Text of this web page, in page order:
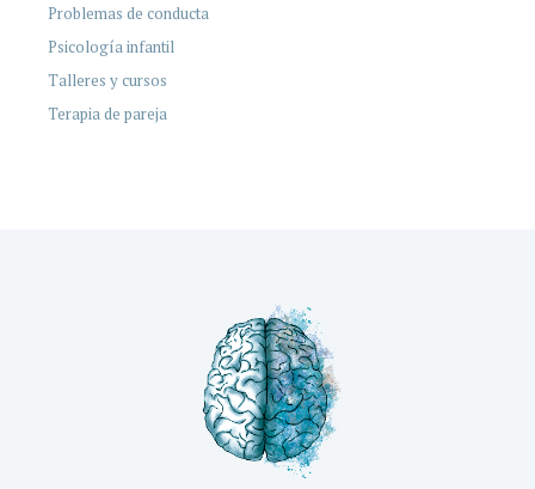
Problemas de conducta
Psicología infantil
Talleres y cursos
Terapia de pareja